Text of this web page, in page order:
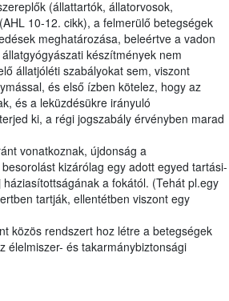
(állattartók, állatorvosok,
10-12. cikk), a felmerülő betegségek
meghatározása, beleértve a vadon
készítmények nem
állatjóléti szabályokat sem, viszont
és első ízben kötelez, hogy az
és a leküzdésükre irányuló
ki, a régi jogszabály érvényben marad
vonatkoznak, újdonság a
kizárólag egy adott egyed tartási-
a fokától. (Tehát pl.egy
tartják, ellentétben viszont egy
közös rendszert hoz létre a betegségek
élelmiszer- és takarmánybiztonsági